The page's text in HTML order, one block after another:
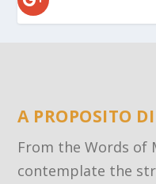
A PROPOSITO
From the Words of
contemplate the